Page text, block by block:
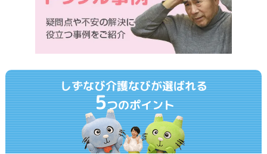
しずなび介護なびが選ばれる
5つのポイント